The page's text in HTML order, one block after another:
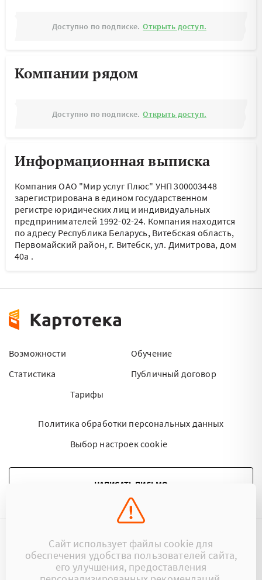
Доступно по подписке. Открыть доступ.
Компании рядом
Доступно по подписке. Открыть доступ.
Информационная выписка
Компания ОАО "Мир услуг Плюс" УНП 300003448
зарегистрирована в едином государственном
регистре юридических лиц и индивидуальных
предпринимателей 1992-02-24. Компания находится
по адресу Республика Беларусь, Витебская область,
Первомайский район, г. Витебск, ул. Димитрова, дом
40а .
Возможности
Статистика
Тарифы
Обучение
Публичный договор
Политика обработки персональных данных
Выбор настроек cookie
НАПИСАТЬ ПИСЬМО
©2015 - 2026 Kartoteka.by Все права защищены.
+375 (29) 17-383-17 ООО «Картотека»
Сайт использует файлы cookie для
обеспечения удобства пользователей сайта,
его улучшения, предоставления